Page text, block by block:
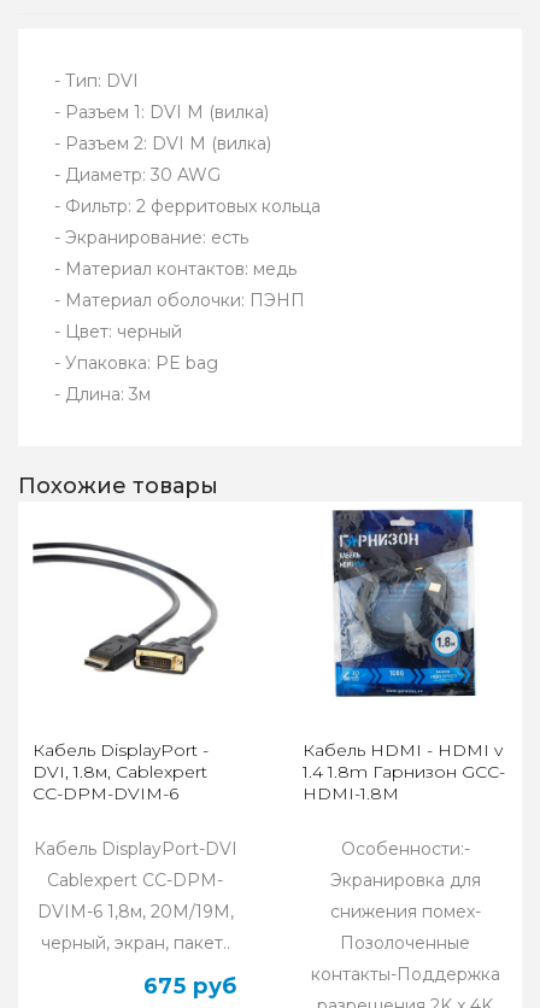
- Тип: DVI
- Разъем 1: DVI M (вилка)
- Разъем 2: DVI M (вилка)
- Диаметр: 30 AWG
- Фильтр: 2 ферритовых кольца
- Экранирование: есть
- Материал контактов: медь
- Материал оболочки: ПЭНП
- Цвет: черный
- Упаковка: PE bag
- Длина: 3м
Похожие товары
Кабель DisplayPort -
DVI, 1.8м, Cablexpert
CC-DPM-DVIM-6
Кабель DisplayPort-DVI
Cablexpert CC-DPM-
DVIM-6 1,8м, 20M/19M,
черный, экран, пакет..
675 руб
Кабель HDMI - HDMI v
1.4 1.8m Гарнизон GCC-
HDMI-1.8M
Особенности:-
Экранировка для
снижения помех-
Позолоченные
контакты-Поддержка